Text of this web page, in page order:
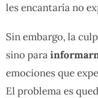
les encantaría no
Sin embargo, la
sino para
emociones que
El problema es